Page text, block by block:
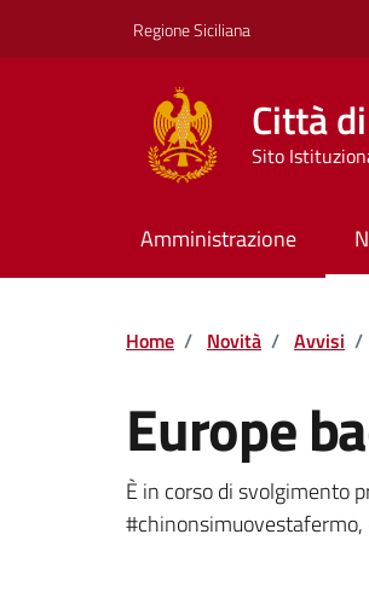
Regione Siciliana
Città
Sito
Amministrazione
Home / Novità / Avvisi /
Europe
Dettagli
È in corso di svolgimento
#chinonsimuovestafermo,